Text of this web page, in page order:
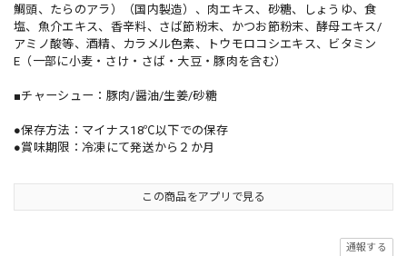
鯛頭、たらのアラ）（国内製造）、肉エキス、砂糖、しょうゆ、食
塩、魚介エキス、香辛料、さば節粉末、かつお節粉末、酵母エキス/
アミノ酸等、酒精、カラメル色素、トウモロコシエキス、ビタミン
E（一部に小麦・さけ・さば・大豆・豚肉を含む）
■チャーシュー：豚肉/醤油/生姜/砂糖
●保存方法：マイナス18℃以下での保存
●賞味期限：冷凍にて発送から２か月
この商品をアプリで見る
通報する